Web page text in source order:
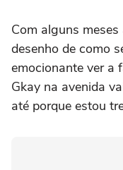
Com alguns
desenho de como
emocionante ver a
Gkay na avenida
até porque estou